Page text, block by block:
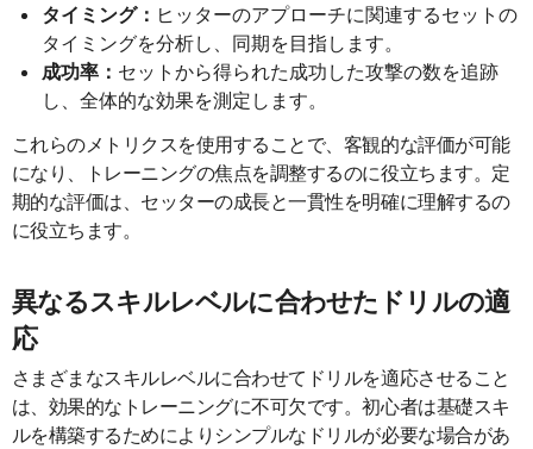
タイミング： ヒッターのアプローチに関連するセットの
タイミングを分析し、同期を目指します。
成功率： セットから得られた成功した攻撃の数を追跡
し、全体的な効果を測定します。
これらのメトリクスを使用することで、客観的な評価が可能
になり、トレーニングの焦点を調整するのに役立ちます。定
期的な評価は、セッターの成長と一貫性を明確に理解するの
に役立ちます。
異なるスキルレベルに合わせたドリルの適
応
さまざまなスキルレベルに合わせてドリルを適応させること
は、効果的なトレーニングに不可欠です。初心者は基礎スキ
ルを構築するためによりシンプルなドリルが必要な場合があ